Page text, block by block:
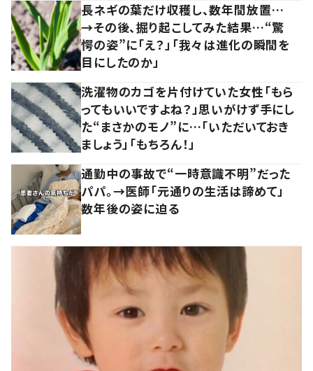
長ネギの葉だけ収穫し、数年間放置…
→その後、掘り起こしてみた結果…“驚
愕の姿”に「え？」「我々は進化の瞬間を
目にしたのか」
洗濯物のカゴを片付けていた女性「もら
ってもいいですよね？」思いがけず手にし
た“まさかのモノ”に…「いただいておき
ましょう」「もちろん！」
通勤中の事故で“一時意識不明”だった
パパ。→医師「元通りの生活は諦めて」
数年後の姿に迫る